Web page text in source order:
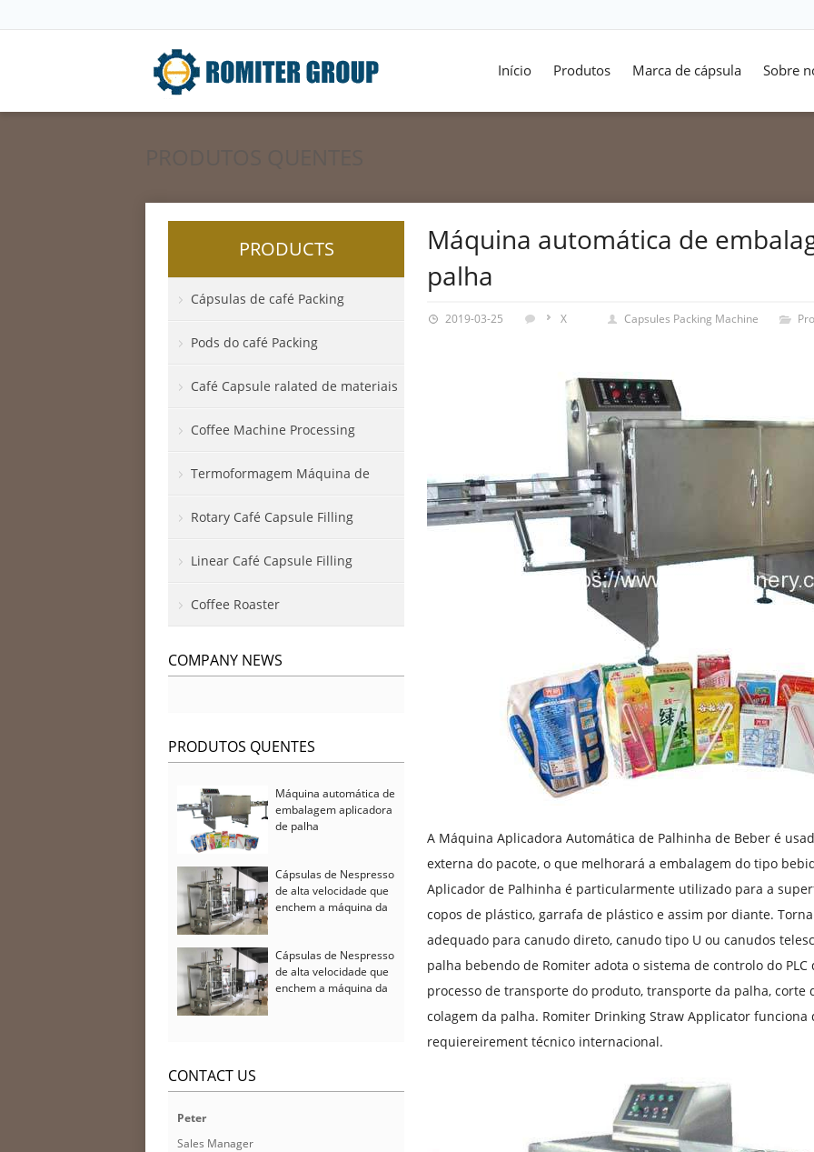
Início Produtos Marca de cápsula Sobre
Máquina automática de
palha
2019-03-25 X Capsules Packing Machine
A Máquina Aplicadora Automática de Palhinha de Beber é
externa do pacote, o que melhorará a embalagem do tipo
Aplicador de Palhinha é particularmente utilizado para a
copos de plástico, garrafa de plástico e assim por diante.
adequado para canudo direto, canudo tipo U ou canudos
palha bebendo de Romiter adota o sistema de controlo do
processo de transporte do produto, transporte da palha, corte
colagem da palha. Romiter Drinking Straw Applicator funciona
requiereirement técnico internacional.
PRODUCTS
Cápsulas de café Packing
Pods do café Packing
Café Capsule ralated de materiais
Coffee Machine Processing
Termoformagem Máquina de
empacotamento
Rotary Café Capsule Filling
Linear Café Capsule Filling
Coffee Roaster
COMPANY NEWS
PRODUTOS QUENTES
Máquina automática de
embalagem aplicadora
de palha
Cápsulas de Nespresso
de alta velocidade que
enchem a máquina da
Cápsulas de Nespresso
de alta velocidade que
enchem a máquina da
CONTACT US
Peter
Sales Manager